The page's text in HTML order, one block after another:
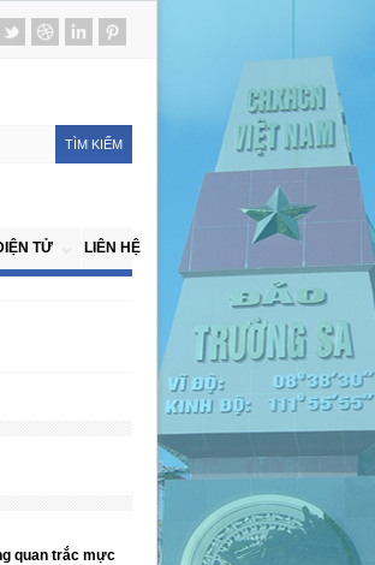
TỬ LIÊN HỆ
quan trắc mực